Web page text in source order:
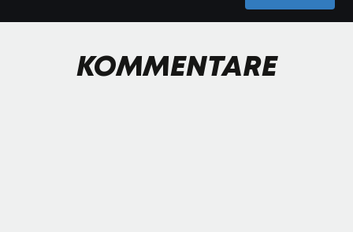
KOMMENTARE